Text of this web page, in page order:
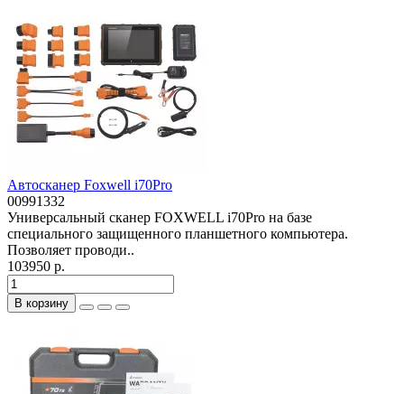
Автосканер Foxwell i70Pro
00991332
Универсальный сканер FOXWELL i70Pro на базе
специального защищенного планшетного компьютера.
Позволяет проводи..
103950 р.
В корзину